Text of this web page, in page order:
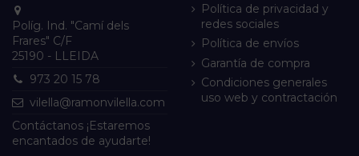
Políg. Ind. "Camí dels
Frares" C/F
25190 - LLEIDA
973 20 15 78
vilella@ramonvilella.com
Contáctanos ¡Estaremos
encantados de ayudarte!
Política de privacidad y
redes sociales
Política de envíos
Garantía de compra
Condiciones generales
uso web y contractación